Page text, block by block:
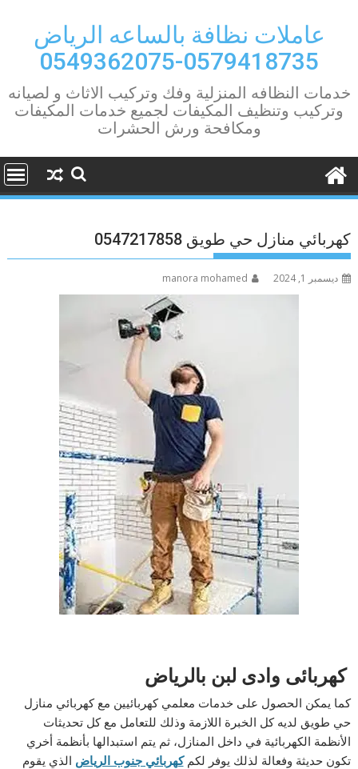
contentعاملات نظافة بالساعه الرياض
0579418735-0549362075
خدمات النظافه المنزلية وفك وتركيب الاثاث و لصيانه
وتركيب وتنظيف المكيفات لجميع خدمات المكيفات
ومكافحة ورش الحشرات
كهربائي منازل حي طويق 0547217858
ديسمبر 1, 2024 manora mohamed
كهربائى وادى لبن بالرياض
كما يمكن الحصول على خدمات معلمي كهربائيين مع كهربائي منازل
حي طويق لديه كل الخبرة اللازمة وذلك للتعامل مع كل تحديثات
الأنظمة الكهربائية في داخل المنازل، ثم يتم استبدالها بأنظمة أخري
تكون حديثة وفعالة لذلك يوفر لكمكهربائي جنوب الرياض الذي يقوم